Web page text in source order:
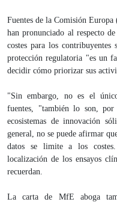
Fuentes de la Comisión Europa
han pronunciado al respecto
costes para los contribuyentes
protección regulatoria "es un
decidir cómo priorizar sus
"Sin embargo, no es el
fuentes, "también lo son,
ecosistemas de innovación
general, no se puede afirmar
datos se limite a los
localización de los ensayos
recuerdan.
La carta de MfE aboga